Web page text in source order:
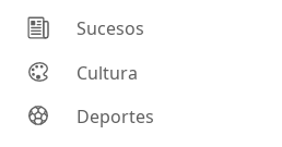
Sucesos
Cultura
Deportes